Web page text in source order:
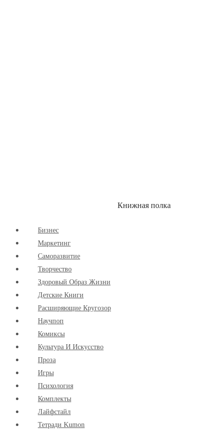
Книжная полка
Бизнес
Маркетинг
Cаморазвитие
Творчество
Здоровый Образ Жизни
Детские Книги
Расширяющие Кругозор
Научпоп
Комиксы
Культура И Искусство
Проза
Игры
Психология
Комплекты
Лайфстайл
Тетради Kumon